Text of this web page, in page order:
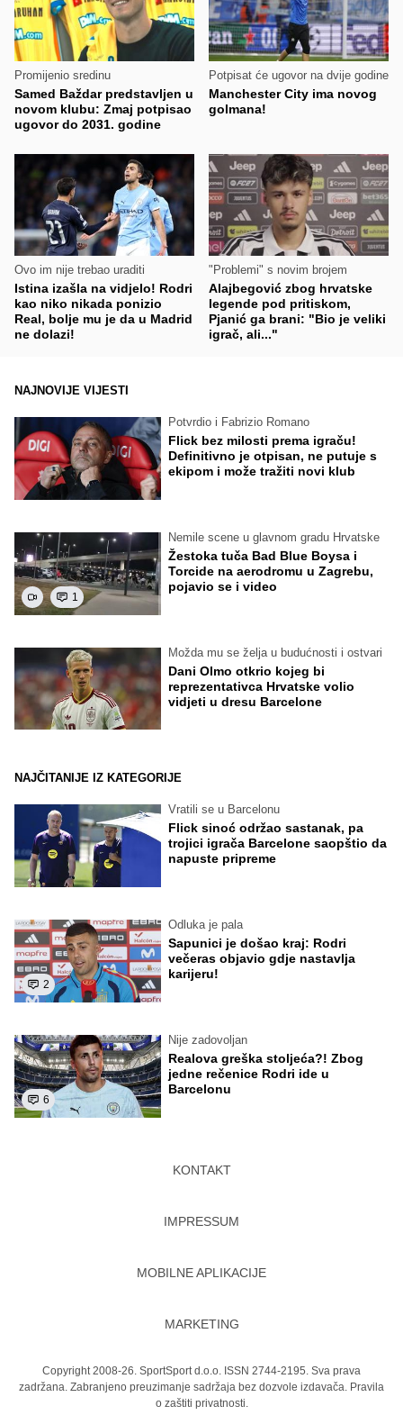
Promijenio sredinu
Samed Baždar predstavljen u
novom klubu: Zmaj potpisao
ugovor do 2031. godine
Potpisat će ugovor na dvije godine
Manchester City ima novog
golmana!
Ovo im nije trebao uraditi
Istina izašla na vidjelo! Rodri
kao niko nikada ponizio
Real, bolje mu je da u Madrid
ne dolazi!
"Problemi" s novim brojem
Alajbegović zbog hrvatske
legende pod pritiskom,
Pjanić ga brani: "Bio je veliki
igrač, ali..."
NAJNOVIJE VIJESTI
Potvrdio i Fabrizio Romano
Flick bez milosti prema igraču!
Definitivno je otpisan, ne putuje s
ekipom i može tražiti novi klub
1
Nemile scene u glavnom gradu Hrvatske
Žestoka tuča Bad Blue Boysa i
Torcide na aerodromu u Zagrebu,
pojavio se i video
Možda mu se želja u budućnosti i ostvari
Dani Olmo otkrio kojeg bi
reprezentativca Hrvatske volio
vidjeti u dresu Barcelone
NAJČITANIJE IZ KATEGORIJE
Vratili se u Barcelonu
Flick sinoć održao sastanak, pa
trojici igrača Barcelone saopštio da
napuste pripreme
2
Odluka je pala
Sapunici je došao kraj: Rodri
večeras objavio gdje nastavlja
karijeru!
6
Nije zadovoljan
Realova greška stoljeća?! Zbog
jedne rečenice Rodri ide u
Barcelonu
KONTAKT
IMPRESSUM
MOBILNE APLIKACIJE
MARKETING
Copyright 2008-26. SportSport d.o.o. ISSN 2744-2195. Sva prava
zadržana. Zabranjeno preuzimanje sadržaja bez dozvole izdavača. Pravila
o zaštiti privatnosti.